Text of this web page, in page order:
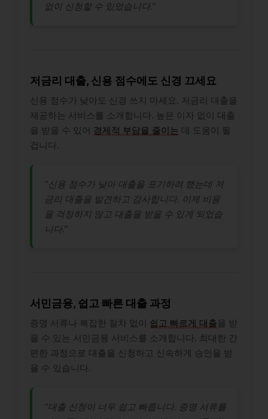
없이 신청할 수 있었습니다.”
저금리 대출, 신용 점수에도 신경 끄세요
신용 점수가 낮아도 신경 쓰지 마세요. 저금리 대출을
제공하는 서비스를 소개합니다. 높은 이자 없이 대출
을 받을 수 있어 경제적 부담을 줄이는 데 도움이 될
겁니다.
“신용 점수가 낮아 대출을 포기하려 했는데 저
금리 대출을 발견하고 감사합니다. 이제 비용
을 걱정하지 않고 대출을 받을 수 있게 되었습
니다.”
서민금융, 쉽고 빠른 대출 과정
증명 서류나 복잡한 절차 없이 쉽고 빠르게 대출을 받
을 수 있는 서민금융 서비스를 소개합니다. 최대한 간
편한 과정으로 대출을 신청하고 신속하게 승인을 받
을 수 있습니다.
“대출 신청이 너무 쉽고 빠릅니다. 증명 서류를